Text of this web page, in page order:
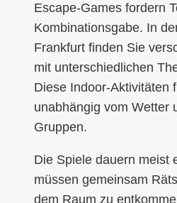
Escape-Games fordern
Kombinationsgabe. In
Frankfurt finden Sie
mit unterschiedlichen
Diese Indoor-Aktivitäten
unabhängig vom Wetter
Gruppen.
Die Spiele dauern meist
müssen gemeinsam
dem Raum zu